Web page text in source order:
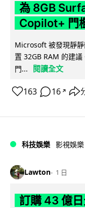
為 8GB
Copilot+ 門
Microsoft 被發現靜
置 32GB RAM 的建
門...
閱讀全文
163 16 ↗
科技娛樂 影視娛樂
Lawton 1 日
訂購 43 億